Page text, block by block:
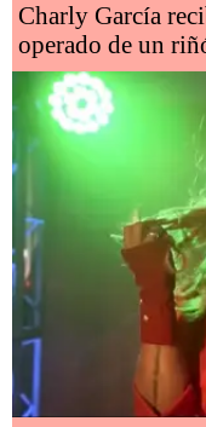
Charly García
operado de un